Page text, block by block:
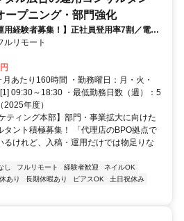
プニング・部門強化
用経験者募集！】正社員登用率7割／電通
・土日祝休み／残業月平均4時間19分
リモート
あたり160時間 ・勤務曜日：月・火・
09:30～18:30 ・最低勤務日数（週）：5
年度）
ティング本部】部門・事業拡大に向けた
タント積極募集！ 「代理店のBPO拠点で
るけれど、入稿・運用だけでは物足りな
し フルリモート 経験者歓迎
ネイルOK
あり 長期休暇あり ピアスOK
土日祝休み